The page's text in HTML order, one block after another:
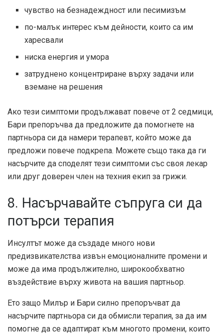
чувство на безнадеждност или песимизъм
по-малък интерес към дейности, които са им
харесвали
ниска енергия и умора
затруднено концентриране върху задачи или
вземане на решения
Ако тези симптоми продължават повече от 2 седмици,
Бари препоръчва да предложите да помогнете на
партньора си да намери терапевт, който може да
предложи повече подкрепа. Можете също така да ги
насърчите да споделят тези симптоми със своя лекар
или друг доверен член на техния екип за грижи.
8. Насърчавайте съпруга си да
потърси терапия
Инсултът може да създаде много нови
предизвикателства извън емоционалните промени и
може да има продължително, широкообхватно
въздействие върху живота на вашия партньор.
Ето защо Милър и Бари силно препоръчват да
насърчите партньора си да обмисли терапия, за да им
помогне да се адаптират към многото промени, които